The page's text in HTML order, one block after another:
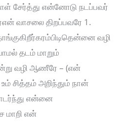
சேர்த்து என்னோடு நடப்பவர்
வாசலை திறப்பவரே 1.
வழி
தடம் மாறும்
வழி ஆணீரே – (என்
சித்தம் அறிந்தும் நான்
என்னை
மாறி என்